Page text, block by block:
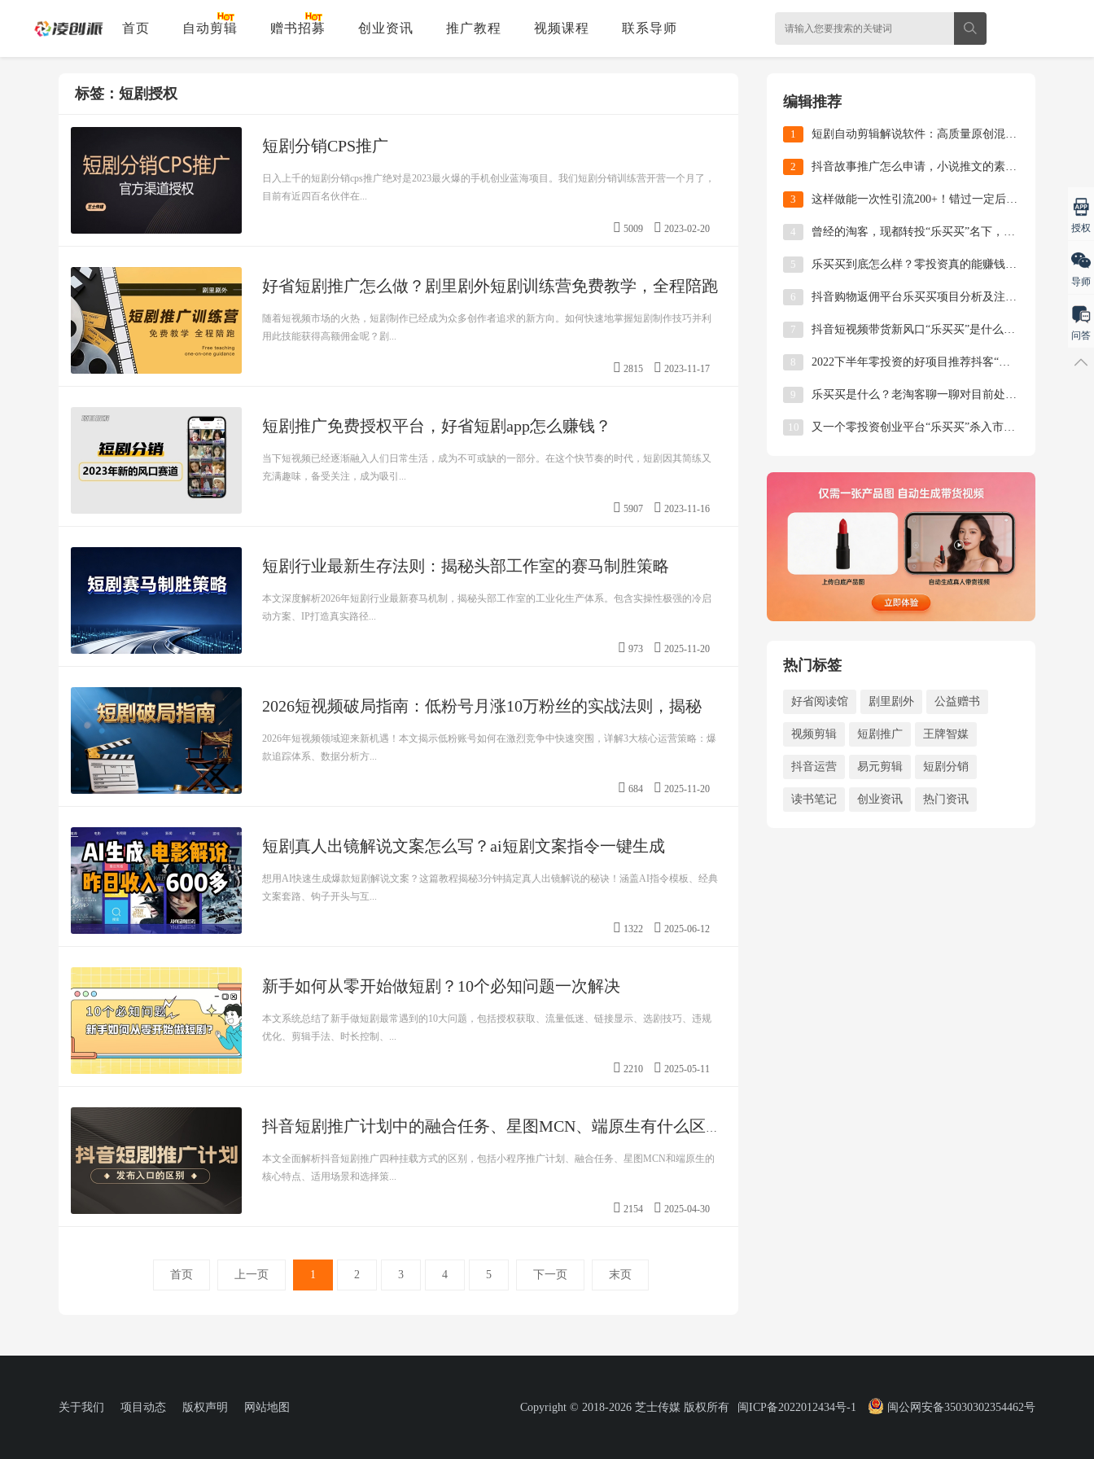
首页 自动剪辑 赠书招募 创业资讯 推广教程 视频课程 联系导师
标签：短剧授权
短剧分销CPS推广
日入上千的短剧分销cps推广绝对是2023最火爆的手机创业蓝海项目。我们短剧分销训练营开营一个月了，
目前有近四百名伙伴在...
5009 2023-02-20
好省短剧推广怎么做？剧里剧外短剧训练营免费教学，全程陪跑
​随着短视频市场的火热，短剧制作已经成为众多创作者追求的新方向。如何快速地掌握短剧制作技巧并利
用此技能获得高额佣金呢？剧...
2815 2023-11-17
短剧推广免费授权平台，好省短剧app怎么赚钱？
当下短视频已经逐渐融入人们日常生活，成为不可或缺的一部分。在这个快节奏的时代，短剧因其简练又
充满趣味，备受关注，成为吸引...
5907 2023-11-16
短剧行业最新生存法则：揭秘头部工作室的赛马制胜策略
本文深度解析2026年短剧行业最新赛马机制，揭秘头部工作室的工业化生产体系。包含实操性极强的冷启
动方案、IP打造真实路径...
973 2025-11-20
2026短视频破局指南：低粉号月涨10万粉丝的实战法则，揭秘
2026年短视频领域迎来新机遇！本文揭示低粉账号如何在激烈竞争中快速突围，详解3大核心运营策略：爆
款追踪体系、数据分析方...
684 2025-11-20
短剧真人出镜解说文案怎么写？ai短剧文案指令一键生成
想用AI快速生成爆款短剧解说文案？这篇教程揭秘3分钟搞定真人出镜解说的秘诀！涵盖AI指令模板、经典
文案套路、钩子开头与互...
1322 2025-06-12
新手如何从零开始做短剧？10个必知问题一次解决
本文系统总结了新手做短剧最常遇到的10大问题，包括授权获取、流量低迷、链接显示、选剧技巧、违规
优化、剪辑手法、时长控制、...
2210 2025-05-11
抖音短剧推广计划中的融合任务、星图MCN、端原生有什么区别？
本文全面解析抖音短剧推广四种挂载方式的区别，包括小程序推广计划、融合任务、星图MCN和端原生的
核心特点、适用场景和选择策...
2154 2025-04-30
首页 上一页 1 2 3 4 5 下一页 末页
编辑推荐
1 短剧自动剪辑解说软件：高质量原创混剪视频实操教程
2 抖音故事推广怎么申请，小说推文的素材哪里找？
3 这样做能一次性引流200+！错过一定后悔的公益赠书活动来啦！
4 曾经的淘客，现都转投“乐买买”名下，这就是时代的风口
5 乐买买到底怎么样？零投资真的能赚钱吗？
6 抖音购物返佣平台乐买买项目分析及注册使用教程
7 抖音短视频带货新风口“乐买买”是什么？一篇文章带你全了解
8 2022下半年零投资的好项目推荐抖客“乐买买”平台
9 乐买买是什么？老淘客聊一聊对目前处于风口的乐买买项目的看法！
10 又一个零投资创业平台“乐买买”杀入市场了
热门标签
好省阅读馆 剧里剧外 公益赠书
视频剪辑 短剧推广 王牌智媒
抖音运营 易元剪辑 短剧分销
读书笔记 创业资讯 热门资讯
关于我们 项目动态 版权声明 网站地图 Copyright © 2018-2026 芝士传媒 版权所有 闽ICP备2022012434号-1 闽公网安备35030302354462号
授权
导师
问答